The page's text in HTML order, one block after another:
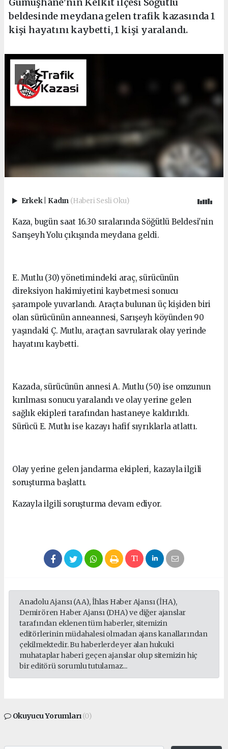
beldesinde meydana gelen trafik kazasında 1
kişi hayatını kaybetti, 1 kişi yaralandı.
Erkek Kadın (Haberi Sesli Oku)
Kaza, bugün saat 16.30 sıralarında Söğütlü Beldesi'nin
Sarışeyh Yolu çıkışında meydana geldi.
E. Mutlu (30) yönetimindeki araç, sürücünün
direksiyon hakimiyetini kaybetmesi sonucu
şarampole yuvarlandı. Araçta bulunan üç kişiden biri
olan sürücünün anneannesi, Sarışeyh köyünden 90
yaşındaki Ç. Mutlu, araçtan savrularak olay yerinde
hayatını kaybetti.
Kazada, sürücünün annesi A. Mutlu (50) ise omzunun
kırılması sonucu yaralandı ve olay yerine gelen
sağlık ekipleri tarafından hastaneye kaldırıldı.
Sürücü E. Mutlu ise kazayı hafif sıyrıklarla atlattı.
Olay yerine gelen jandarma ekipleri, kazayla ilgili
soruşturma başlattı.
Kazayla ilgili soruşturma devam ediyor.
Anadolu Ajansı (AA), İhlas Haber Ajansı (İHA),
Demirören Haber Ajansı (DHA) ve diğer ajanslar
tarafından eklenen tüm haberler, sitemizin
editörlerinin müdahalesi olmadan ajans kanallarından
çekilmektedir. Bu haberlerde yer alan hukuki
muhataplar haberi geçen ajanslar olup sitemizin hiç
bir editörü sorumlu tutulamaz...
Okuyucu Yorumları(0)